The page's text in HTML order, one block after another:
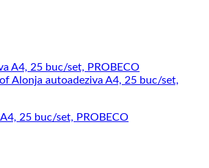
25 buc/set, PROBECO